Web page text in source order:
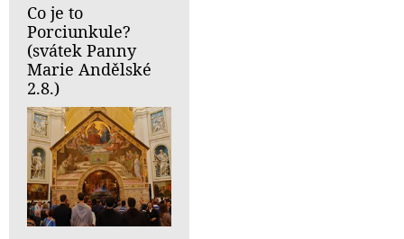
Co je to
Porciunkule?
(svátek Panny
Marie Andělské
2.8.)